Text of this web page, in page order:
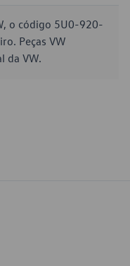
o código 5U0-920-
Peças VW
da VW.